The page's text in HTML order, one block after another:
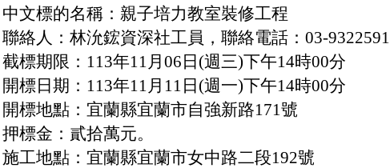
文標的名稱：親子培力教室裝修工程
絡人：林沇鋐資深社工員 ，聯絡電話： 03-9322591
標期限：113年11月06日(週三)下午14時00分
標日期：113年11月11日(週一)下午14時00分
標地點：宜蘭縣宜蘭市自強新路171號
標金：貳拾萬元。
施工地點：宜蘭縣宜蘭市女中路二段192號